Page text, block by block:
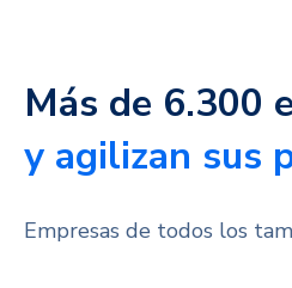
Más de 6.300
y agilizan sus
Empresas de todos los